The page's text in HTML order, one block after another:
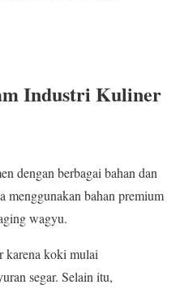
Industri Kuliner
dengan berbagai bahan dan
menggunakan bahan premium
wagyu.
karena koki mulai
segar. Selain itu,